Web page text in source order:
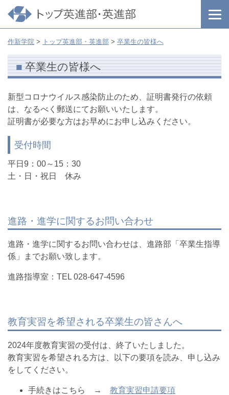
作新学院 > トップ英進部・英進部 > 卒業生の皆様へ
卒業生の皆様へ
新型コロナウイルス感染防止のため、証明書発行の依頼
は、なるべく郵送にてお願いいたします。
証明書が必要な方はお早めにお申し込みください。
受付時間
平日9：00～15：30
土・日・祝日 休み
進路・進学に関するお問い合わせ
進路・進学に関するお問い合わせは、進路部「卒業生指導
係」までお願い致します。
進路指導室：TEL 028-647-4596
教育実習を希望される卒業生の皆さんへ
2024年度教育実習の受付は、終了いたしました。
教育実習を希望される方は、以下の要項を読み、申し込み
をしてください。
手続きはこちら → 教育実習申請要項